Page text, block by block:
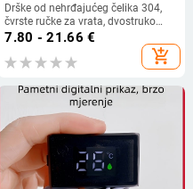
Drške od nehrđajućeg čelika 304,
čvrste ručke za vrata, dvostruko
zakrivljena ručka ormarića s
7.80 - 21.66 €
add_shopping_cart